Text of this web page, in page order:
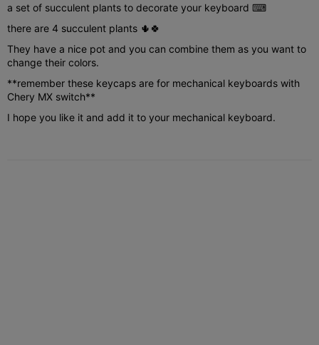
a set of succulent plants to decorate your keyboard ⌨
there are 4 succulent plants 🌵🍀
They have a nice pot and you can combine them as you want to
change their colors.
**remember these keycaps are for mechanical keyboards with
Chery MX switch**
I hope you like it and add it to your mechanical keyboard.